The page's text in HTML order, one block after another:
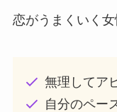
恋がうまくいく女
無理してア
自分のペー